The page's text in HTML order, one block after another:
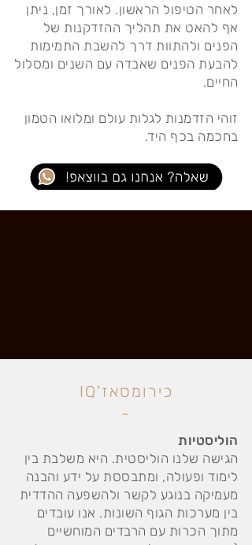
לאחר הטיפול הראשון. לאורך זמן, ניתן
אף להאט את תהליך ההזדקנות של
הפנים ולהתוות דרך להשבת התמימות
להבעת הפנים שאבדה עם השנים ומסלול
החיים.
זוהי הזדמנות לגלות עולם ומלואו הטמון
בחכמה בכף היד.
כירומסאז'IQ
-
הוליסטיות
הגישה שלנו הוליסטית. היא משלבת בין
לימוד ופעולה, ומתבססת על ידע והבנה
מעמיקה בנוגע לקשר ולהשפעה ההדדית
בין מערכות הגוף השונות. אנו עובדים
מתוך הכרות עם הרבדים המוחשיים